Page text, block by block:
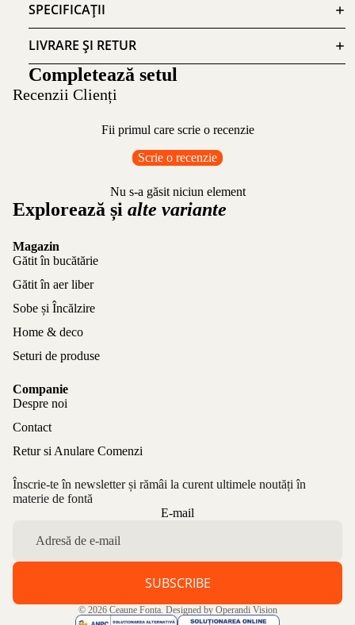
SPECIFICAȚII
LIVRARE ȘI RETUR
Completează setul
Recenzii Clienți
Fii primul care scrie o recenzie
Scrie o recenzie
Nu s-a găsit niciun element
Explorează și alte variante
Magazin
Gătit în bucătărie
Gătit în aer liber
Sobe și Încălzire
Home & deco
Seturi de produse
Companie
Despre noi
Contact
Retur si Anulare Comenzi
Înscrie-te în newsletter și rămâi la curent ultimele noutăți în
materie de fontă
E-mail
SUBSCRIBE
© 2026 Ceaune Fonta. Designed by Operandi Vision
Politica de confidențialitate
Aviz legal